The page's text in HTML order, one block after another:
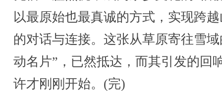
以最原始也最真诚的方式，实现跨
的对话与连接。这张从草原寄往雪域
动名片”，已然抵达，而其引发的回
许才刚刚开始。(完)